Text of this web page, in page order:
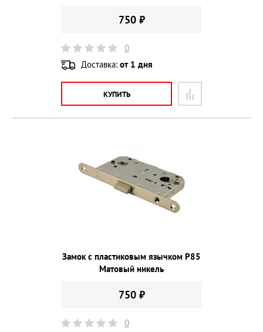
750 ₽
0
Доставка: от 1 дня
КУПИТЬ
Замок с пластиковым язычком P85
Матовый никель
750 ₽
0